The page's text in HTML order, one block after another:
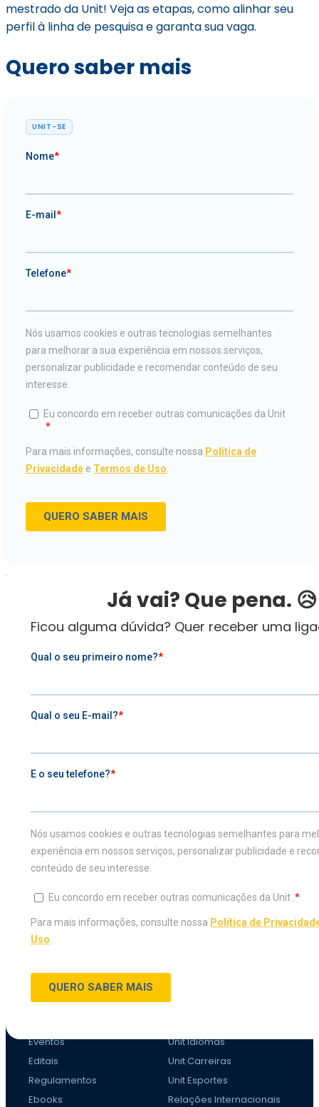
mestrado da Unit! Veja as etapas, como alinhar seu
perfil à linha de pesquisa e garanta sua vaga.
Quero saber mais
UNIT-SE
Já vai? Que pena. 😥
Ficou alguma dúvida? Quer receber uma
VESTIBULAR
Inscreva-se agora
Vestibular Agendado
Traga sua nota do Enem
Teste de Aptidão
ESTUDE NA UNIT
Graduação a distândia
Portador de Diploma
Eventos
Editais
Regulamentos
Ebooks
Unit Idiomas
Unit Carreiras
Unit Esportes
Relações Internacionais